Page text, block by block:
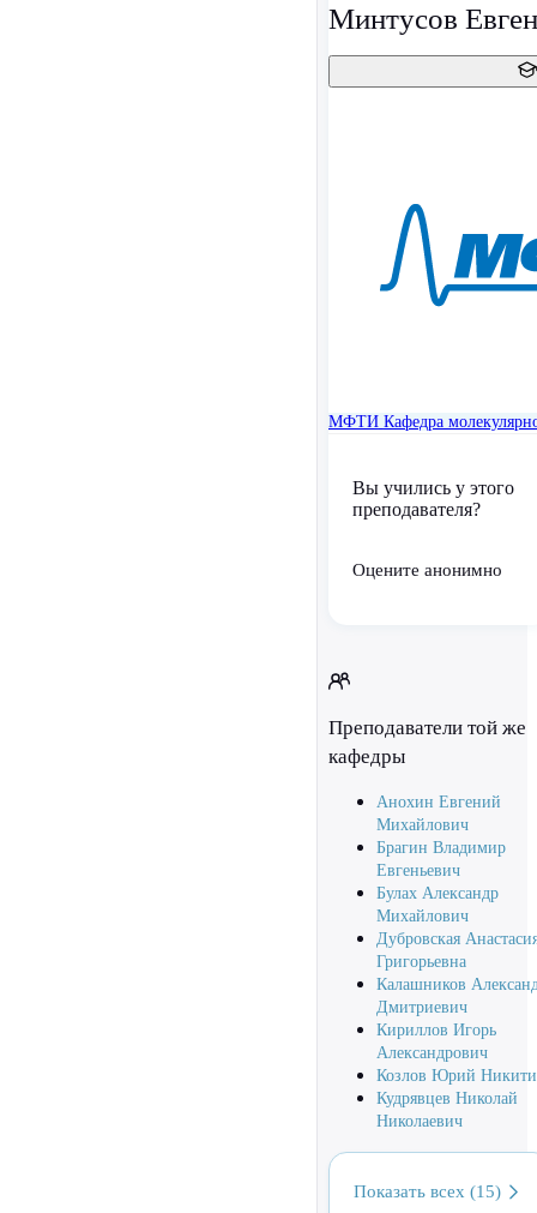
Минтусов
МФТИ Кафедра
Вы учились у этого
преподавателя?
Оцените анонимно
Преподаватели той же
кафедры
Анохин Евгений
Михайлович
Брагин Владимир
Евгеньевич
Булах Александр
Михайлович
Дубровская
Григорьевна
Калашников
Дмитриевич
Кириллов Игорь
Александрович
Козлов Юрий
Кудрявцев Николай
Николаевич
Показать всех (15)